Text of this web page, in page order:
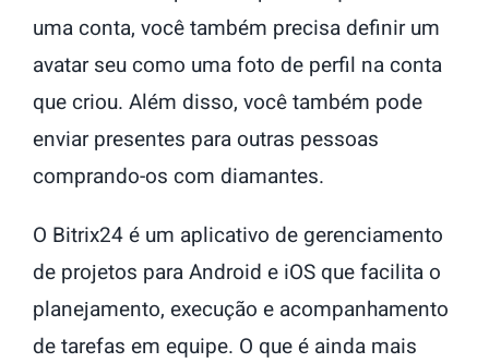
uma conta, você também precisa definir um
avatar seu como uma foto de perfil na conta
que criou. Além disso, você também pode
enviar presentes para outras pessoas
comprando-os com diamantes.
O Bitrix24 é um aplicativo de gerenciamento
de projetos para Android e iOS que facilita o
planejamento, execução e acompanhamento
de tarefas em equipe. O que é ainda mais